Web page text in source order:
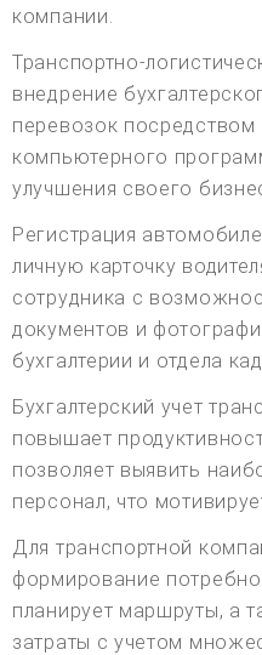
компании.
Транспортно-
внедрение
перевозок
компьютерного
улучшения своего
Регистрация
личную карточку
сотрудника с
документов и
бухгалтерии и отдела
Бухгалтерский учет
повышает
позволяет выявить
персонал, что
Для транспортной
формирование
планирует маршруты, а
затраты с учетом